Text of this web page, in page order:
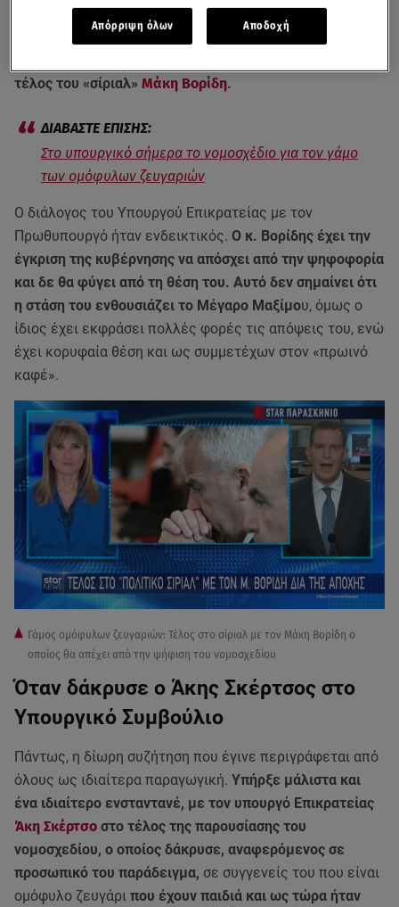
πόρτες έγιναν αρκετοί διάλογοι. Ο Γιώργος Ευγενίδης
αναφέρθηκε στο κεντρικό δελτίο ειδήσεων του Star με
τέλος του «σίριαλ» Μάκη Βορίδη.
Στο υπουργικό σήμερα το νομοσχέδιο για τον γάμο
των ομόφυλων ζευγαριών
Ο διάλογος του Υπουργού Επικρατείας με τον
Πρωθυπουργό ήταν ενδεικτικός. Ο κ. Βορίδης έχει την
έγκριση της κυβέρνησης να απόσχει από την ψηφοφορία
και δε θα φύγει από τη θέση του. Αυτό δεν σημαίνει ότι
η στάση του ενθουσιάζει το Μέγαρο Μαξίμου, όμως ο
ίδιος έχει εκφράσει πολλές φορές τις απόψεις του, ενώ
έχει κορυφαία θέση και ως συμμετέχων στον «πρωινό
καφέ».
Γάμος ομόφυλων ζευγαριών: Τέλος στο σίριαλ με τον Μάκη Βορίδη ο
οποίος θα απέχει από την ψήφιση του νομοσχεδίου
Όταν δάκρυσε ο Άκης Σκέρτσος στο
Υπουργικό Συμβούλιο
Πάντως, η δίωρη συζήτηση που έγινε περιγράφεται από
όλους ως ιδιαίτερα παραγωγική. Υπήρξε μάλιστα και
ένα ιδιαίτερο ενσταντανέ, με τον υπουργό Επικρατείας
Άκη Σκέρτσο στο τέλος της παρουσίασης του
νομοσχεδίου, ο οποίος δάκρυσε, αναφερόμενος σε
προσωπικό του παράδειγμα, σε συγγενείς του που είναι
ομόφυλο ζευγάρι που έχουν παιδιά και ως τώρα ήταν
Απόρριψη όλων Αποδοχή